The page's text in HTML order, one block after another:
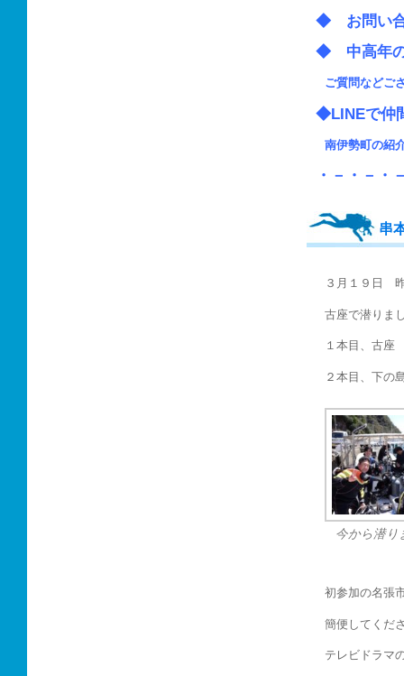
◆ お問い
◆ 中高
ご質問などご
◆LINEで
南伊勢町
・－・－・
串
３月１９日
古座で潜りま
１本目、古
２本目、下の
今から潜り
初参加の名張
簡便してくだ
テレビドラマ